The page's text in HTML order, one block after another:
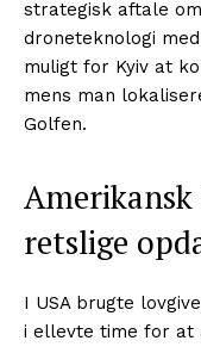
strategisk aftale
droneteknologi
muligt for Kyiv at
mens man
Golfen.
retslige
I USA brugte
i ellevte time for at